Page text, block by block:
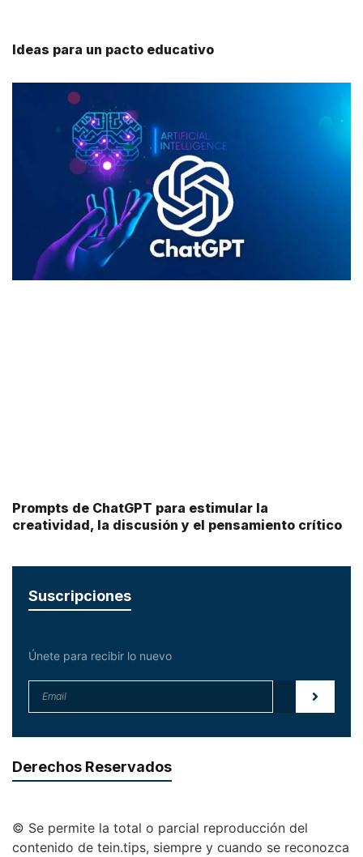
Ideas para un pacto educativo
Prompts de ChatGPT para estimular la
creatividad, la discusión y el pensamiento crítico
Suscripciones
Únete para recibir lo nuevo
Derechos Reservados
© Se permite la total o parcial reproducción del
contenido de tein.tips, siempre y cuando se reconozca